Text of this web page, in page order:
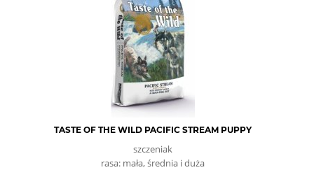
TASTE OF THE WILD PACIFIC STREAM PUPPY
szczeniak
rasa: mała, średnia i duża